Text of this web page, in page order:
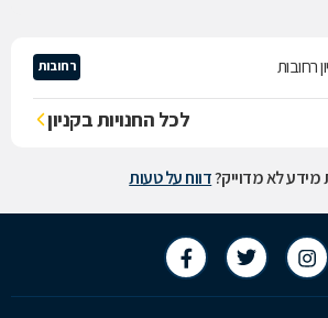
רחובות רחובות
לכל החנויות בקניון
לא מדוייק?דווח על טעות